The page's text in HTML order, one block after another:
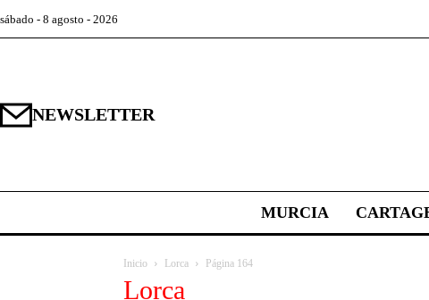
sábado - 8 agosto - 2026
NEWSLETTER
MURCIA
Inicio Lorca Página 164
Lorca